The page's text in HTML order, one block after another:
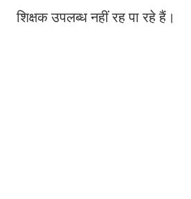
शिक्षक उपलब्ध नहीं रह पा रहे हैं।